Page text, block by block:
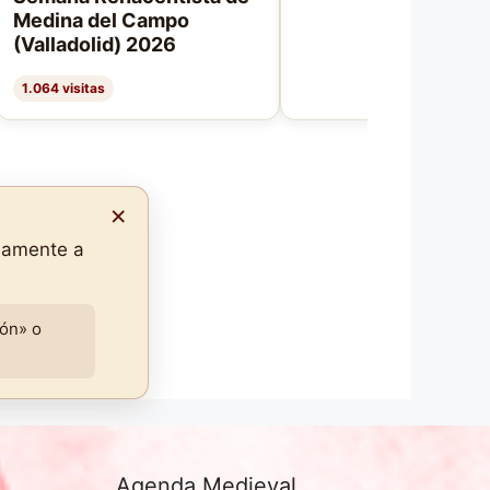
Medina del Campo
(Valladolid) 2026
1.064 visitas
×
a
o